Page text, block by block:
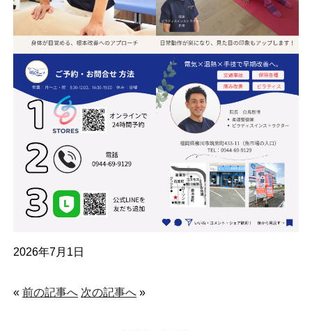
2026年7月1日
« 前の記事へ 次の記事へ»